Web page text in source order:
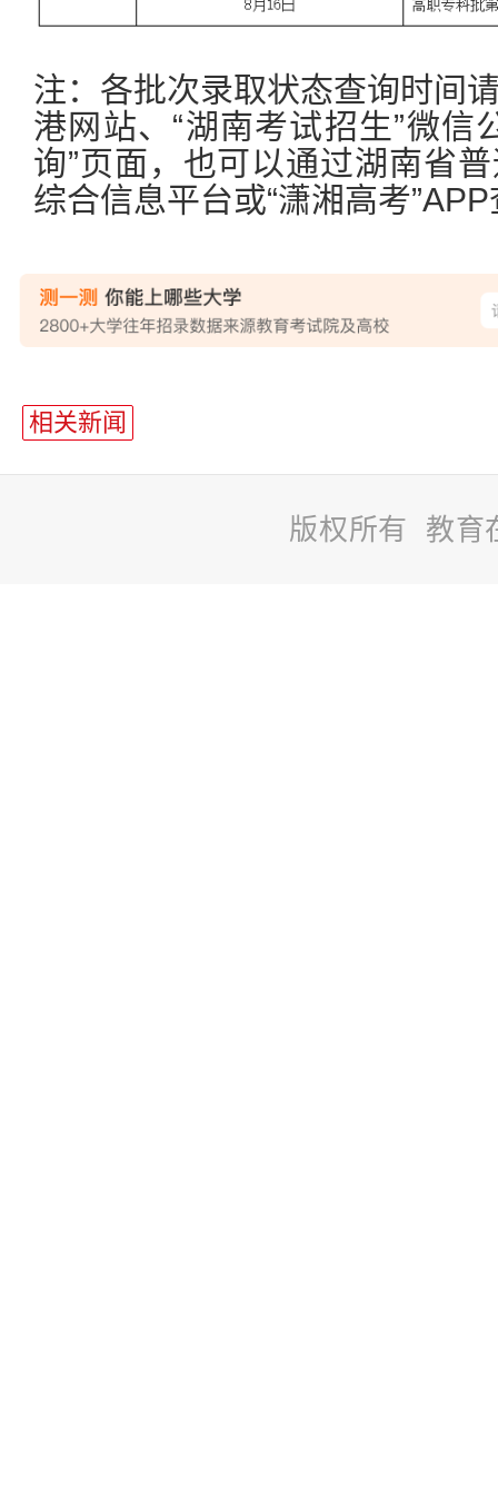
注：各批次录取状态查询时间
港网站、“湖南考试招生”微信
询”页面，也可以通过湖南省
综合信息平台或“潇湘高考
相关新闻
版权所有 教育